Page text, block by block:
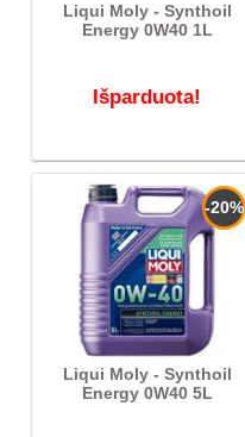
Liqui Moly - Synthoil
Energy 0W40 1L
Išparduota!
-20%
Liqui Moly - Synthoil
Energy 0W40 5L